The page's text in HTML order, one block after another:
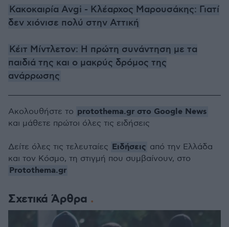
Κακοκαιρία Avgi - Κλέαρχος Μαρουσάκης: Γιατί
δεν χιόνισε πολύ στην Αττική
Κέιτ Μίντλετον: Η πρώτη συνάντηση με τα
παιδιά της και ο μακρύς δρόμος της
ανάρρωσης
Σχετικά Άρθρα
Ακολουθήστε το protothema.gr στο Google News
και μάθετε πρώτοι όλες τις ειδήσεις
Δείτε όλες τις τελευταίες Ειδήσεις από την Ελλάδα
και τον Κόσμο, τη στιγμή που συμβαίνουν, στο
Protothema.gr